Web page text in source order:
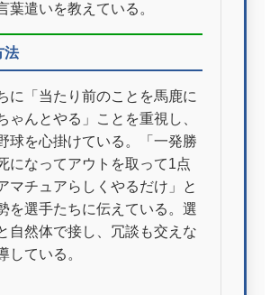
葉遣いを教えている。
法
に「当たり前のことを馬鹿に
ゃんとやる」ことを重視し、
球を心掛けている。「一発勝
になってアウトを取って1点
マチュアらしくやるだけ」と
を選手たちに伝えている。選
自然体で接し、冗談も交えな
している。